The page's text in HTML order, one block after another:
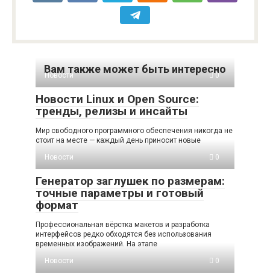
Вам также может быть интересно
Новости 0
Новости Linux и Open Source:
тренды, релизы и инсайты
Мир свободного программного обеспечения никогда не
стоит на месте — каждый день приносит новые
Новости
0
Генератор заглушек по размерам:
точные параметры и готовый
формат
Профессиональная вёрстка макетов и разработка
интерфейсов редко обходятся без использования
временных изображений. На этапе
Новости
0